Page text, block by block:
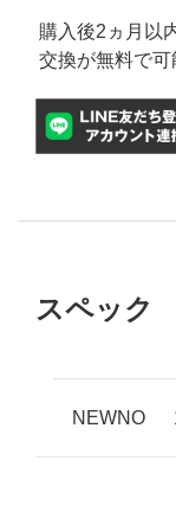
購入後2ヵ月以
交換が無料で可
スペック
NEWNO